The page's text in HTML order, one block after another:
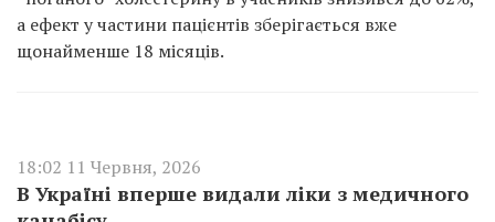
а ефект у частини пацієнтів зберігається вже
щонайменше 18 місяців.
18:02 11 Червня, 2026
В Україні вперше видали ліки з медичного